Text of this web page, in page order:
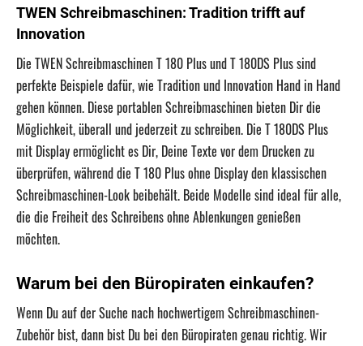
TWEN Schreibmaschinen: Tradition trifft auf
Innovation
Die TWEN Schreibmaschinen T 180 Plus und T 180DS Plus sind
perfekte Beispiele dafür, wie Tradition und Innovation Hand in Hand
gehen können. Diese portablen Schreibmaschinen bieten Dir die
Möglichkeit, überall und jederzeit zu schreiben. Die T 180DS Plus
mit Display ermöglicht es Dir, Deine Texte vor dem Drucken zu
überprüfen, während die T 180 Plus ohne Display den klassischen
Schreibmaschinen-Look beibehält. Beide Modelle sind ideal für alle,
die die Freiheit des Schreibens ohne Ablenkungen genießen
möchten.
Warum bei den Büropiraten einkaufen?
Wenn Du auf der Suche nach hochwertigem Schreibmaschinen-
Zubehör bist, dann bist Du bei den Büropiraten genau richtig. Wir